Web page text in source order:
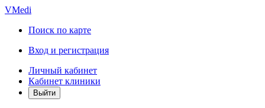
VMedi
Поиск по карте
Вход и регистрация
Личный кабинет
Кабинет клиники